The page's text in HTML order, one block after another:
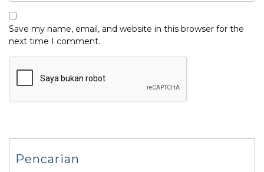
Save my name, email, and website in this browser for the
next time I comment.
Pencarian